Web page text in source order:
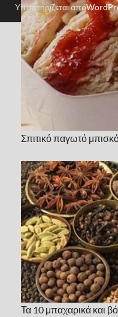
Σπιτικό παγωτό
Τα 10 μπαχαρικά και
Υποστηρίζεται από